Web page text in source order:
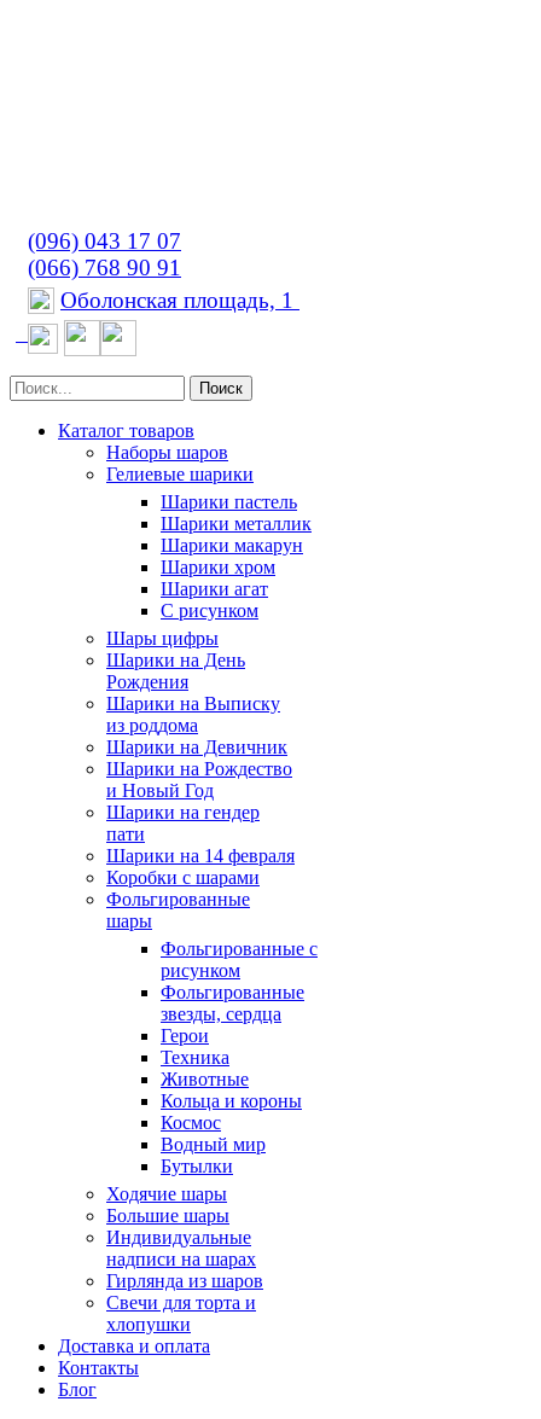
(096) 043 17 07
(066) 768 90 91
Оболонская площадь, 1
Поиск
Каталог товаров
Наборы шаров
Гелиевые шарики
Шарики пастель
Шарики металлик
Шарики макарун
Шарики хром
Шарики агат
С рисунком
Шары цифры
Шарики на День
Рождения
Шарики на Выписку
из роддома
Шарики на Девичник
Шарики на Рождество
и Новый Год
Шарики на гендер
пати
Шарики на 14 февраля
Коробки с шарами
Фольгированные
шары
Фольгированные с
рисунком
Фольгированные
звезды, сердца
Герои
Техника
Животные
Кольца и короны
Космос
Водный мир
Бутылки
Ходячие шары
Большие шары
Индивидуальные
надписи на шарах
Гирлянда из шаров
Свечи для торта и
хлопушки
Доставка и оплата
Контакты
Блог